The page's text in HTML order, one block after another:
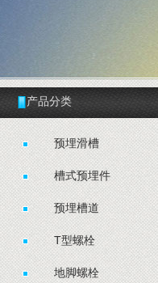
产品分类
预埋滑槽
槽式预埋件
预埋槽道
T型螺栓
地脚螺栓